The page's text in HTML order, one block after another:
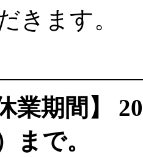
きます。
業期間】
まで。